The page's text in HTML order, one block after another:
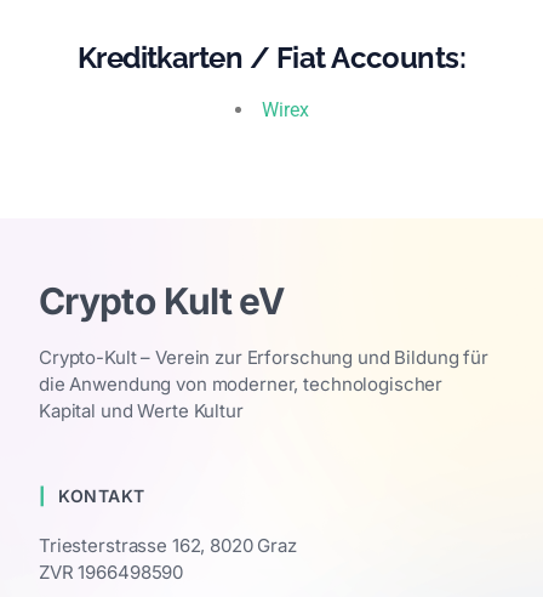
Kreditkarten / Fiat Accounts:
Wirex
Crypto Kult eV
Crypto-Kult – Verein zur Erforschung und Bildung für
die Anwendung von moderner, technologischer
Kapital und Werte Kultur
KONTAKT
Triesterstrasse 162, 8020 Graz
ZVR 1966498590